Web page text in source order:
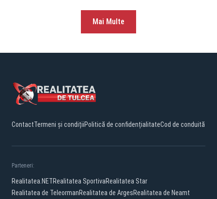
Mai Multe
ContactTermeni și condițiiPolitică de confidențialitateCod de conduită
Parteneri:
Realitatea.NETRealitatea SportivaRealitatea Star
Realitatea de TeleormanRealitatea de ArgesRealitatea de Neamt